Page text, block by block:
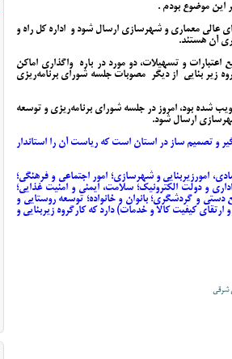
این موضوع بودم .
معماری و شهرسازی ارسال شود و اداره کل راه و
آن هستند.
و تسهیلات، دو مورد در باره واگذاری اماکن
و 41 مورد از مصوبات کارگروه زیر بنایی از دیگر مصوبات جلسه شورای برنامه‌ریزی
عمرانی تصویب شده بود، امروز در جلسه شورای برنامه‌ریزی و توسعه
ارسال شود.
و تصمیم ساز در استان است که ریاست آن را استاندار
(امور اقتصادی، امورزیربنایی و شهرسازی؛ امور اجتماعی و فرهنگی؛
و دولت الکترونیک؛ سلامت، ایمنی و امنیت غذایی؛
دستی و گردشگری؛ بانوان و خانواده؛ توسعه روستایی و
کیفیت کالا و خدمات) دارد که کارگروه زیربنایی و
شرقی